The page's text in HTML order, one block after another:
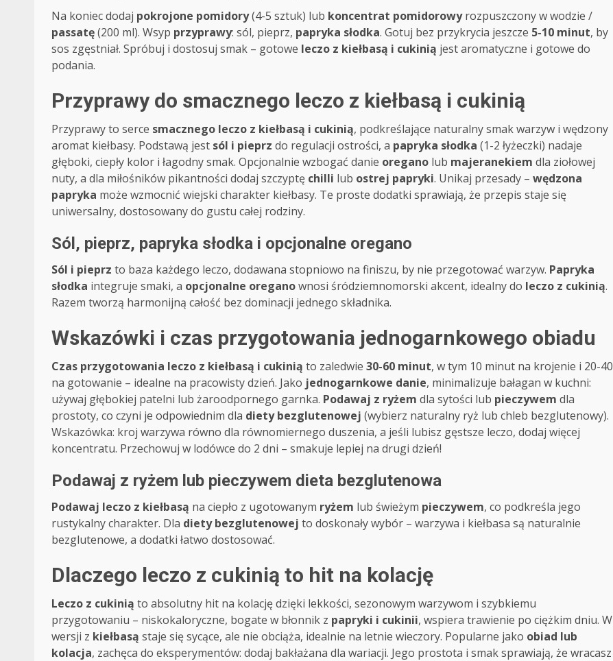
Na koniec dodaj pokrojone pomidory(4-5 sztuk) lub koncentrat pomidorowyrozpuszczony w wodzie /
passatę(200 ml). Wsyp przyprawy: sól, pieprz, papryka słodka. Gotuj bez przykrycia jeszcze 5-10 minut, by
sos zgęstniał. Spróbuj i dostosuj smak – gotowe leczo z kiełbasą i cukinią jest aromatyczne i gotowe do
podania.
Przyprawy do smacznego leczo z kiełbasą i cukinią
Przyprawy to serce smacznego leczo z kiełbasą i cukinią, podkreślające naturalny smak warzyw i wędzony
aromat kiełbasy. Podstawą jest sól i pieprz do regulacji ostrości, a papryka słodka (1-2 łyżeczki) nadaje
głęboki, ciepły kolor i łagodny smak. Opcjonalnie wzbogać danie oregano lub majeranekiem dla ziołowej
nuty, a dla miłośników pikantności dodaj szczyptę chilli lub ostrej papryki. Unikaj przesady – wędzona
papryka może wzmocnić wiejski charakter kiełbasy. Te proste dodatki sprawiają, że przepis staje się
uniwersalny, dostosowany do gustu całej rodziny.
Sól, pieprz, papryka słodka i opcjonalne oregano
Sól i pieprz to baza każdego leczo, dodawana stopniowo na finiszu, by nie przegotować warzyw. Papryka
słodka integruje smaki, a opcjonalne oreganownosi śródziemnomorski akcent, idealny do leczo z cukinią.
Razem tworzą harmonijną całość bez dominacji jednego składnika.
Wskazówki i czas przygotowania jednogarnkowego obiadu
Czas przygotowania leczo z kiełbasą i cukinią to zaledwie 30-60 minut, w tym 10 minut na krojenie i 20-40
na gotowanie – idealne na pracowisty dzień. Jako jednogarnkowe danie, minimalizuje bałagan w kuchni:
używaj głębokiej patelni lub żaroodpornego garnka. Podawaj z ryżem dla sytości lub pieczywem dla
prostoty, co czyni je odpowiednim dla diety bezglutenowej (wybierz naturalny ryż lub chleb bezglutenowy).
Wskazówka: kroj warzywa równo dla równomiernego duszenia, a jeśli lubisz gęstsze leczo, dodaj więcej
koncentratu. Przechowuj w lodówce do 2 dni – smakuje lepiej na drugi dzień!
Podawaj z ryżem lub pieczywem dieta bezglutenowa
Podawaj leczo z kiełbasą na ciepło z ugotowanym ryżem lub świeżym pieczywem, co podkreśla jego
rustykalny charakter. Dla diety bezglutenowej to doskonały wybór – warzywa i kiełbasa są naturalnie
bezglutenowe, a dodatki łatwo dostosować.
Dlaczego leczo z cukinią to hit na kolację
Leczo z cukinią to absolutny hit na kolację dzięki lekkości, sezonowym warzywom i szybkiemu
przygotowaniu – niskokaloryczne, bogate w błonnik z papryki i cukinii, wspiera trawienie po ciężkim dniu. W
wersji z kiełbasą staje się sycące, ale nie obciąża, idealnie na letnie wieczory. Popularne jako obiad lub
kolacja, zachęca do eksperymentów: dodaj bakłażana dla wariacji. Jego prostota i smak sprawiają, że wracasz